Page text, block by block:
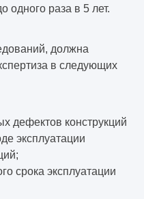
одного раза в 5 лет.
должна
в следующих
дефектов конструкций
эксплуатации
срока эксплуатации